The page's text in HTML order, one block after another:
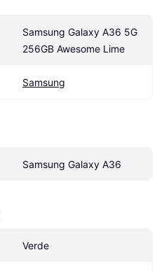
Samsung Galaxy A36 5G
256GB Awesome Lime
Samsung
Samsung Galaxy A36
Verde